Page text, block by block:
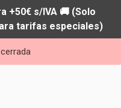
+50€ s/IVA 🚚 (Solo
tarifas especiales)